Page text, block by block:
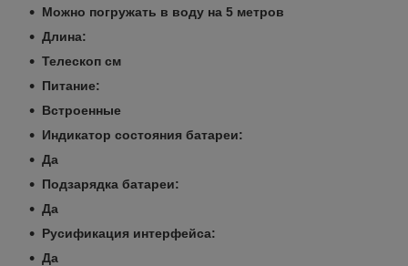
Можно погружать в воду на 5 метров
Длина:
Телескоп см
Питание:
Встроенные
Индикатор состояния батареи:
Да
Подзарядка батареи:
Да
Русификация интерфейса:
Да